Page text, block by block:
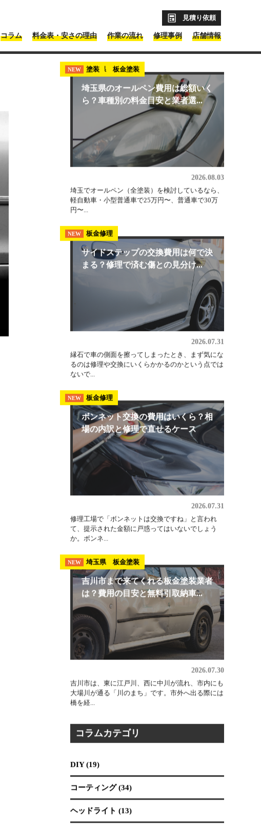
コラム 料金表・安さの理由 作業の流れ 修理事例 店舗情報
見積り依頼
最新コラム記事
NEW 埼玉県 板金塗装
NEW 塗装
埼玉県のオールペン費用は総額いく
ら？車種別の料金目安と業者選...
2026.08.03
埼玉でオールペン（全塗装）を検討しているなら、
軽自動車・小型普通車で25万円〜、普通車で30万
板金修理
サイドステップの交換費用は何で決
まる？修理で済む傷との見分け...
2026.07.31
縁石で車の側面を擦ってしまったとき、まず気にな
るのは修理や交換にいくらかかるのかという点では
ないで...
ボンネット交換の費用はいくら？相
場の内訳と修理で直せるケース
2026.07.31
修理工場で「ボンネットは交換ですね」と言われ
て、提示された金額に戸惑ってはいないでしょう
か。ボンネ...
NEW 埼玉県 板金塗装
吉川市まで来てくれる板金塗装業者
は？費用の目安と無料引取納車...
大場川が通る「川のまち」です。市外へ出る際には
橋を経...
コラムカテゴリ